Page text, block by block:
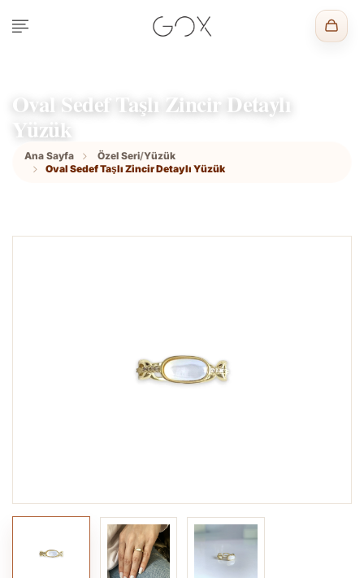
Oval Sedef Taşlı Zincir Detaylı
Yüzük
Ana Sayfa Özel Seri/Yüzük
Oval Sedef Taşlı Zincir Detaylı Yüzük